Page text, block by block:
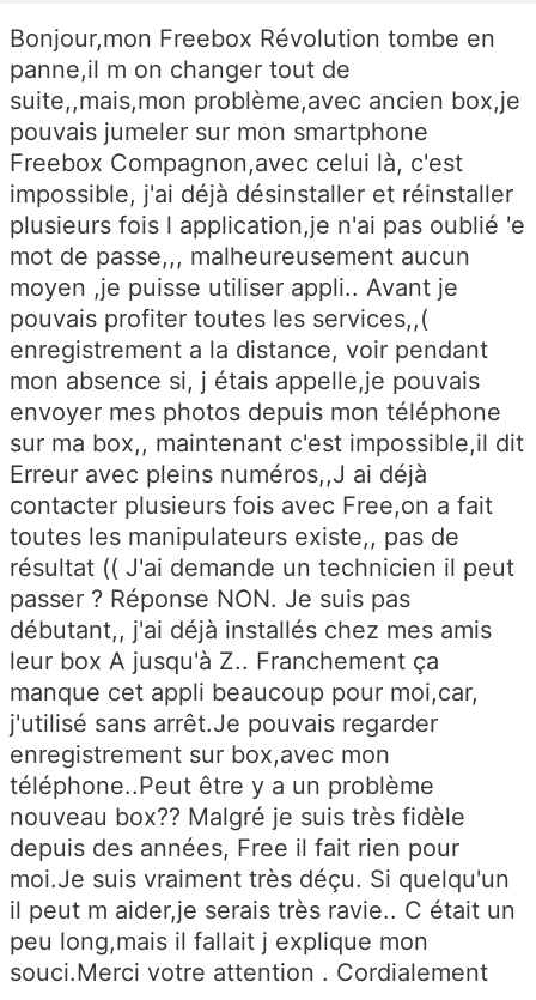
Bonjour,mon Freebox Révolution tombe en
panne,il m on changer tout de
suite,,mais,mon problème,avec ancien box,je
pouvais jumeler sur mon smartphone
Freebox Compagnon,avec celui là, c'est
impossible, j'ai déjà désinstaller et réinstaller
plusieurs fois l application,je n'ai pas oublié 'e
mot de passe,,, malheureusement aucun
moyen ,je puisse utiliser appli.. Avant je
pouvais profiter toutes les services,,(
enregistrement a la distance, voir pendant
mon absence si, j étais appelle,je pouvais
envoyer mes photos depuis mon téléphone
sur ma box,, maintenant c'est impossible,il dit
Erreur avec pleins numéros,,J ai déjà
contacter plusieurs fois avec Free,on a fait
toutes les manipulateurs existe,, pas de
résultat (( J'ai demande un technicien il peut
passer ? Réponse NON. Je suis pas
débutant,, j'ai déjà installés chez mes amis
leur box A jusqu'à Z.. Franchement ça
manque cet appli beaucoup pour moi,car,
j'utilisé sans arrêt.Je pouvais regarder
enregistrement sur box,avec mon
téléphone..Peut être y a un problème
nouveau box?? Malgré je suis très fidèle
depuis des années, Free il fait rien pour
moi.Je suis vraiment très déçu. Si quelqu'un
il peut m aider,je serais très ravie.. C était un
peu long,mais il fallait j explique mon
souci.Merci votre attention . Cordialement